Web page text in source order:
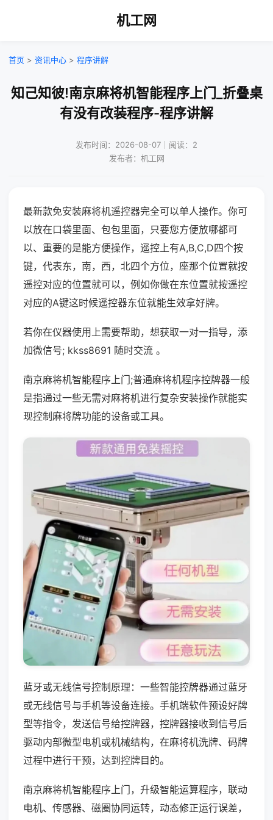
机工网
首页 > 资讯中心 > 程序讲解
知己知彼!南京麻将机智能程序上门_折叠桌
有没有改装程序-程序讲解
发布时间：2026-08-07｜阅读：2
发布者：机工网
最新款免安装麻将机遥控器完全可以单人操作。你可
以放在口袋里面、包包里面，只要您方便放哪都可
以、重要的是能方便操作，遥控上有A,B,C,D四个按
键，代表东，南，西，北四个方位，座那个位置就按
遥控对应的位置就可以，例如你做在东位置就按遥控
对应的A键这时候遥控器东位就能生效拿好牌。
若你在仪器使用上需要帮助，想获取一对一指导，添
加微信号; kkss8691 随时交流 。
南京麻将机智能程序上门;普通麻将机程序控牌器一般
是指通过一些无需对麻将机进行复杂安装操作就能实
现控制麻将牌功能的设备或工具。
蓝牙或无线信号控制原理：一些智能控牌器通过蓝牙
或无线信号与手机等设备连接。手机端软件预设好牌
型等指令，发送信号给控牌器，控牌器接收到信号后
驱动内部微型电机或机械结构，在麻将机洗牌、码牌
过程中进行干预，达到控牌目的。
南京麻将机智能程序上门，升级智能运算程序，联动
电机、传感器、磁圈协同运转，动态修正运行误差，